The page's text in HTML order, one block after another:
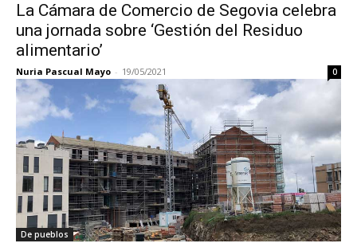
La Cámara de Comercio de Segovia celebra
una jornada sobre ‘Gestión del Residuo
alimentario’
Nuria Pascual Mayo - 19/05/2021 0
De pueblos